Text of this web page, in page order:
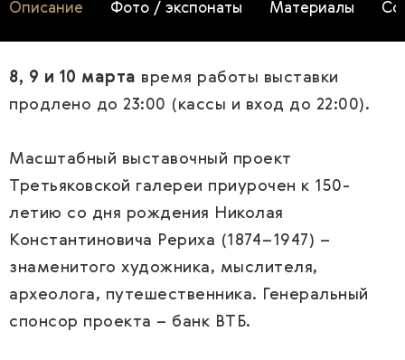
Описание Фото / экспонаты Материалы
8, 9 и 10 марта время работы выставки
продлено до 23:00 (кассы и вход до 22:00).
Масштабный выставочный проект
Третьяковской галереи приурочен к 150-
летию со дня рождения Николая
Константиновича Рериха (1874–1947) –
знаменитого художника, мыслителя,
археолога, путешественника. Генеральный
спонсор проекта – банк ВТБ.